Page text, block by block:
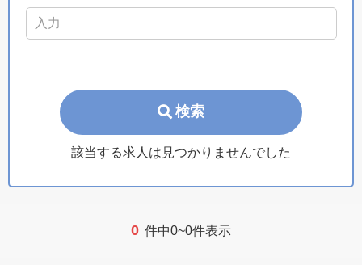
検索
該当する求人は見つかりませんでした
0 件中0~0件表示